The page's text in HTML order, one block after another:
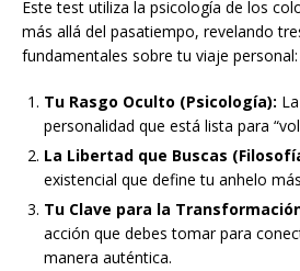
Este test utiliza la psicología de los
más allá del pasatiempo, revelando
fundamentales sobre tu viaje personal:
Tu Rasgo Oculto (Psicología):
personalidad que está lista para
La Libertad que Buscas
existencial que define tu anhelo
Tu Clave para la
acción que debes tomar para
manera auténtica.